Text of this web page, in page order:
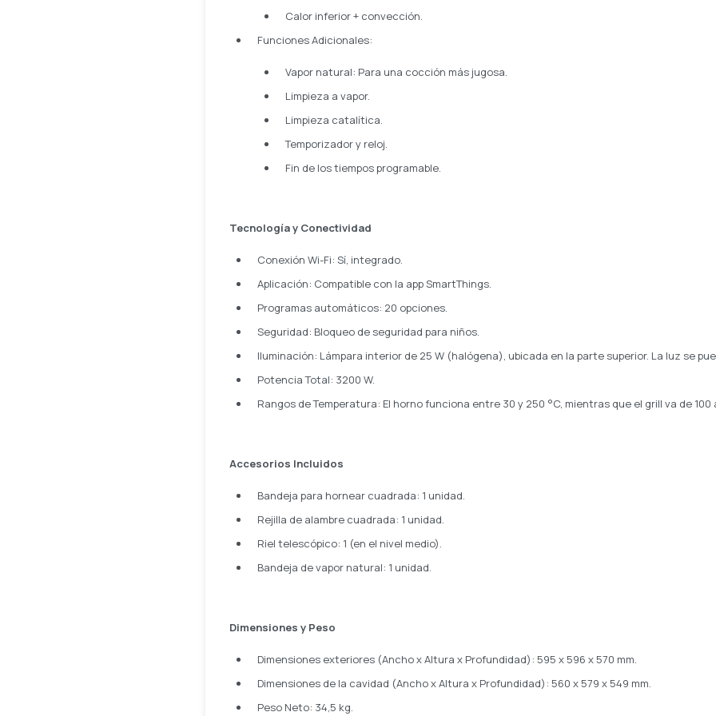
Calor inferior + convección.
Funciones Adicionales:
Vapor natural: Para una cocción más jugosa.
Limpieza a vapor.
Limpieza catalítica.
Temporizador y reloj.
Fin de los tiempos programable.
Tecnología y Conectividad
Conexión Wi-Fi: Sí, integrado.
Aplicación: Compatible con la app SmartThings.
Programas automáticos: 20 opciones.
Seguridad: Bloqueo de seguridad para niños.
Iluminación: Lámpara interior de 25 W (halógena), ubicada en la parte superior. La luz se
Potencia Total: 3200 W.
Rangos de Temperatura: El horno funciona entre 30 y 250 °C, mientras que el grill va de 100
Accesorios Incluidos
Bandeja para hornear cuadrada: 1 unidad.
Rejilla de alambre cuadrada: 1 unidad.
Riel telescópico: 1 (en el nivel medio).
Bandeja de vapor natural: 1 unidad.
Dimensiones y Peso
Dimensiones exteriores (Ancho x Altura x Profundidad): 595 x 596 x 570 mm.
Dimensiones de la cavidad (Ancho x Altura x Profundidad): 560 x 579 x 549 mm.
Peso Neto: 34,5 kg.